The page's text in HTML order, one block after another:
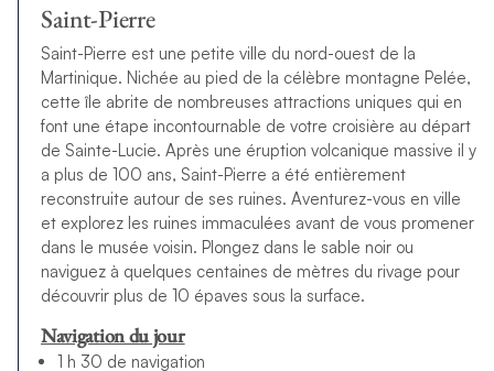
Saint-Pierre
Saint-Pierre est une petite ville du nord-ouest de la
Martinique. Nichée au pied de la célèbre montagne Pelée,
cette île abrite de nombreuses attractions uniques qui en
font une étape incontournable de votre croisière au départ
de Sainte-Lucie. Après une éruption volcanique massive il y
a plus de 100 ans, Saint-Pierre a été entièrement
reconstruite autour de ses ruines. Aventurez-vous en ville
et explorez les ruines immaculées avant de vous promener
dans le musée voisin. Plongez dans le sable noir ou
naviguez à quelques centaines de mètres du rivage pour
découvrir plus de 10 épaves sous la surface.
Navigation du jour
1 h 30 de navigation